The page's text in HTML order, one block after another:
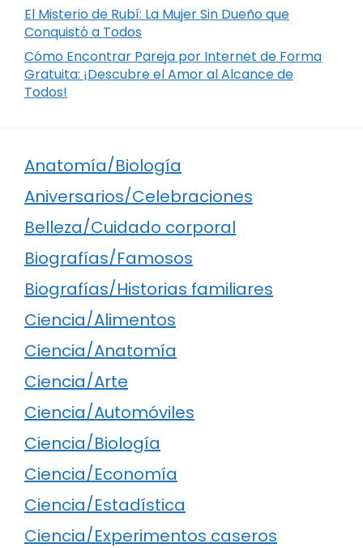
El Misterio de Rubí: La Mujer Sin Dueño que
Conquistó a Todos
Cómo Encontrar Pareja por Internet de Forma
Gratuita: ¡Descubre el Amor al Alcance de
Todos!
Anatomía/Biología
Aniversarios/Celebraciones
Belleza/Cuidado corporal
Biografías/Famosos
Biografías/Historias familiares
Ciencia/Alimentos
Ciencia/Anatomía
Ciencia/Arte
Ciencia/Automóviles
Ciencia/Biología
Ciencia/Economía
Ciencia/Estadística
Ciencia/Experimentos caseros